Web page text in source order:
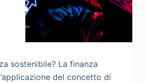
sostenibile? La finanza
del concetto di